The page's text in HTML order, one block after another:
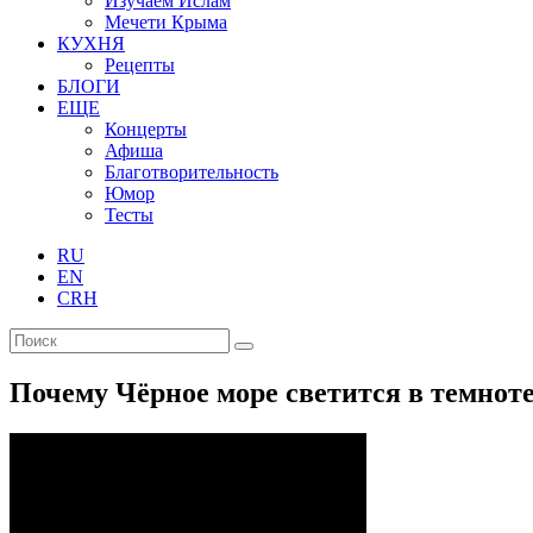
Мечети Крыма
КУХНЯ
Рецепты
БЛОГИ
ЕЩЕ
Концерты
Афиша
Благотворительность
Юмор
Тесты
RU
EN
CRH
Почему Чёрное море светится в